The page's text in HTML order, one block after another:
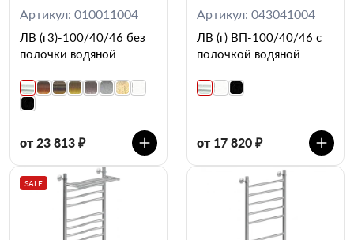
Артикул: 010011004
ЛВ (г3)-100/40/46 без
полочки водяной
от 23 813 ₽
Артикул: 043041004
ЛВ (г) ВП-100/40/46 с
полочкой водяной
от 17 820 ₽
SALE